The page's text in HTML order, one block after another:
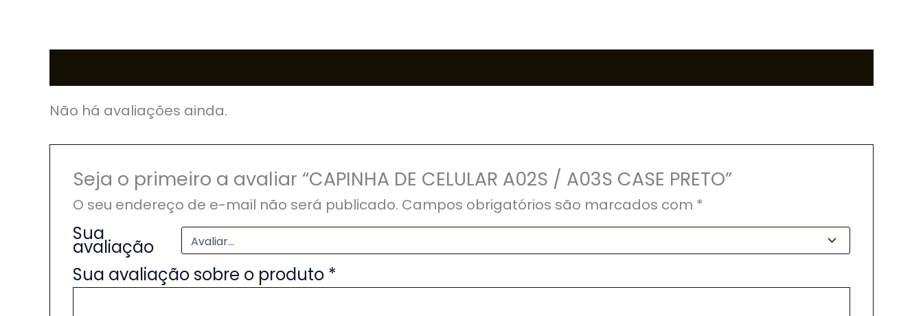
Não há avaliações ainda.
Seja o primeiro a avaliar “CAPINHA DE CELULAR A02S / A03S CASE PRETO”
O seu endereço de e-mail não será publicado. Campos obrigatórios são marcados com *
Sua
avaliação
Sua avaliação sobre o produto *